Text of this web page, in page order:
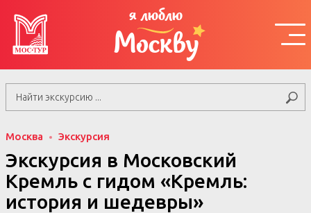
я люблю
Москву
Москва Экскурсия
Экскурсия в Московский
Кремль с гидом «Кремль:
история и шедевры»